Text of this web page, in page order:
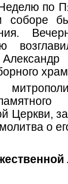
по
соборе
Церкви,
о